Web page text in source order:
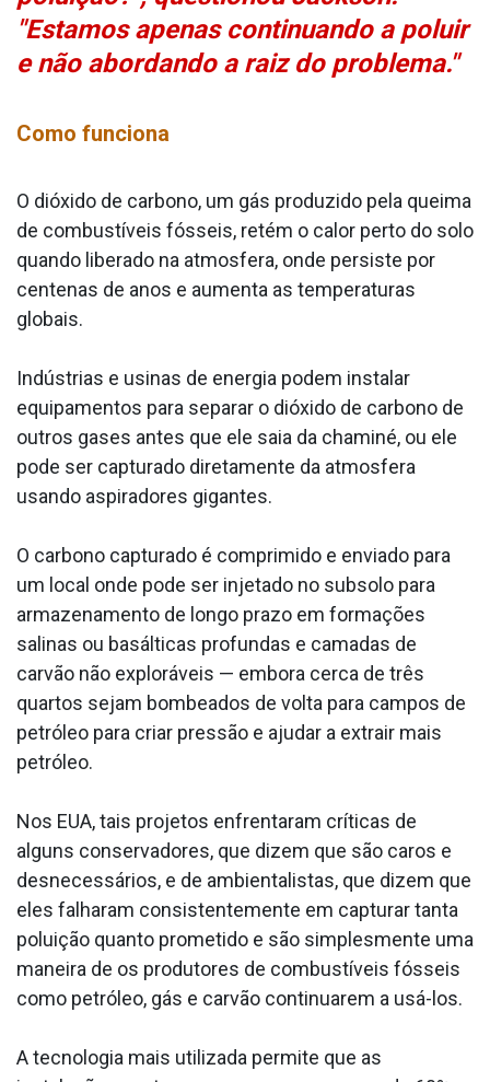
"Estamos apenas continuando a poluir
e não abordando a raiz do problema."
Como funciona
O dióxido de carbono, um gás produzido pela queima
de combustíveis fósseis, retém o calor perto do solo
quando liberado na atmosfera, onde persiste por
centenas de anos e aumenta as temperaturas
globais.
Indústrias e usinas de energia podem instalar
equipamentos para separar o dióxido de carbono de
outros gases antes que ele saia da chaminé, ou ele
pode ser capturado diretamente da atmosfera
usando aspiradores gigantes.
O carbono capturado é comprimido e enviado para
um local onde pode ser injetado no subsolo para
armazenamento de longo prazo em formações
salinas ou basálticas profundas e camadas de
carvão não exploráveis — embora cerca de três
quartos sejam bombeados de volta para campos de
petróleo para criar pressão e ajudar a extrair mais
petróleo.
Nos EUA, tais projetos enfrentaram críticas de
alguns conservadores, que dizem que são caros e
desnecessários, e de ambientalistas, que dizem que
eles falharam consistentemente em capturar tanta
poluição quanto prometido e são simplesmente uma
maneira de os produtores de combustíveis fósseis
como petróleo, gás e carvão continuarem a usá-los.
A tecnologia mais utilizada permite que as